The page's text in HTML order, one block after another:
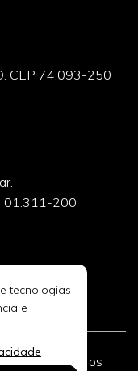
CEP 74.093-250
01.311-200
Todos os
tecnologias
e